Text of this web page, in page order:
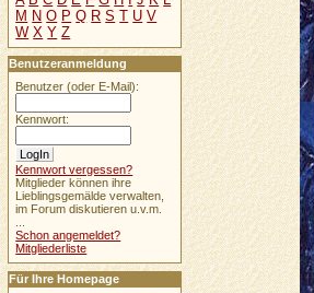
M N O P Q R S T U V
W X Y Z
Benutzeranmeldung
Benutzer (oder E-Mail):
Kennwort:
Kennwort vergessen?
Mitglieder können ihre
Lieblingsgemälde verwalten,
im Forum diskutieren u.v.m.
Schon angemeldet?
Mitgliederliste
Für Ihre Homepage